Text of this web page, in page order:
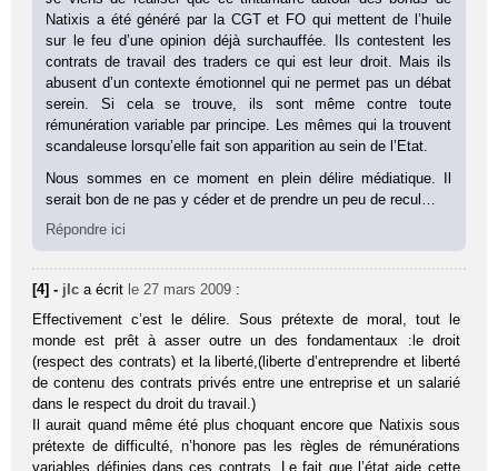
Natixis a été généré par la CGT et FO qui mettent de l’huile
sur le feu d’une opinion déjà surchauffée. Ils contestent les
contrats de travail des traders ce qui est leur droit. Mais ils
abusent d’un contexte émotionnel qui ne permet pas un débat
serein. Si cela se trouve, ils sont même contre toute
rémunération variable par principe. Les mêmes qui la trouvent
scandaleuse lorsqu’elle fait son apparition au sein de l’Etat.
Nous sommes en ce moment en plein délire médiatique. Il
serait bon de ne pas y céder et de prendre un peu de recul…
Répondre ici
[4] - jlc a écrit le 27 mars 2009 :
Effectivement c’est le délire. Sous prétexte de moral, tout le
monde est prêt à asser outre un des fondamentaux :le droit
(respect des contrats) et la liberté,(liberte d’entreprendre et liberté
de contenu des contrats privés entre une entreprise et un salarié
dans le respect du droit du travail.)
Il aurait quand même été plus choquant encore que Natixis sous
prétexte de difficulté, n’honore pas les règles de rémunérations
variables définies dans ces contrats. Le fait que l’état aide cette